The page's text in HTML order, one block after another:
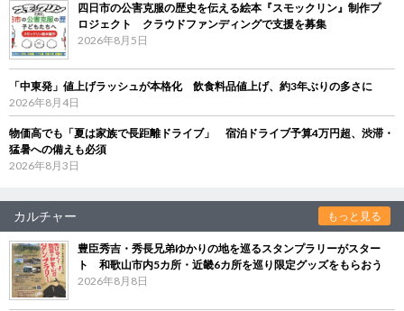
四日市の公害克服の歴史を伝える絵本『スモックリン』制作プ
ロジェクト クラウドファンディングで支援を募集
2026年8月5日
「中東発」値上げラッシュが本格化 飲食料品値上げ、約3年ぶりの多さに
2026年8月4日
物価高でも「夏は家族で長距離ドライブ」 宿泊ドライブ予算4万円超、渋滞・
猛暑への備えも必須
2026年8月3日
カルチャー もっと見る
豊臣秀吉・秀長兄弟ゆかりの地を巡るスタンプラリーがスター
ト 和歌山市内5カ所・近畿6カ所を巡り限定グッズをもらおう
2026年8月8日